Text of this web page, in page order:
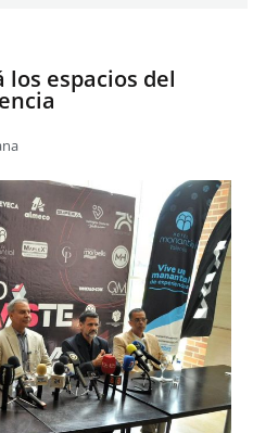
los espacios del